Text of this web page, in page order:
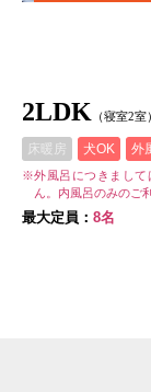
2LDK （寝室2室）
床暖房 犬OK 外
※外風呂につきまして
ん。内風呂のみのご
最大定員： 8名